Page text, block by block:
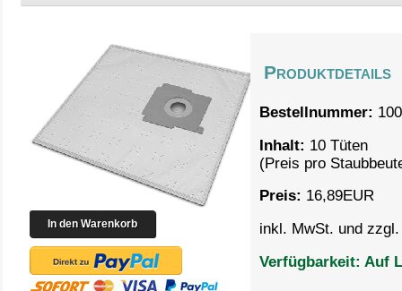
Produktdetails
Bestellnummer:
Inhalt: 10 Tüten
(Preis pro
Preis: 16,89EUR
inkl. MwSt. und
Verfügbarkeit: Auf